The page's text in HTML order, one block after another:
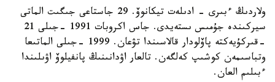
ولاردىڭ ءبىرى - ادىلەت تيكانوۆ. 29 جاستاعى جىگىت الماتى
سيركىندە جۇمىس ىستەيدى. جاس اكروبات 1991 -جىلى 21
-قىركۇيەكتە پاۆلودار قالاسىندا تۋعان. 1999 -جىلى الماتىعا
وتباسىمەن كوشىپ كەلگەن. تالعار اۋدانىنىڭ پانفيلوۆ اۋىلىندا
ءبىلىم العان.